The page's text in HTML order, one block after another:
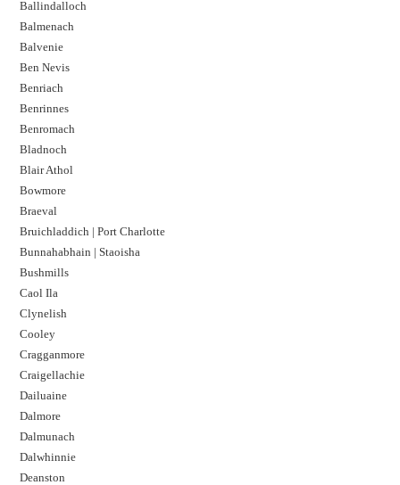
Ballindalloch
Balmenach
Balvenie
Ben Nevis
Benriach
Benrinnes
Benromach
Bladnoch
Blair Athol
Bowmore
Braeval
Bruichladdich | Port Charlotte
Bunnahabhain | Staoisha
Bushmills
Caol Ila
Clynelish
Cooley
Cragganmore
Craigellachie
Dailuaine
Dalmore​
Dalmunach
Dalwhinnie
Deanston